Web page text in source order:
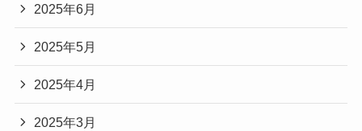
2025年6月
2025年5月
2025年4月
2025年3月